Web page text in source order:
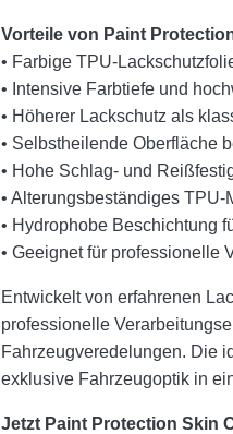
Vorteile von Paint
• Farbige TPU-
• Intensive Farbtiefe und
• Höherer Lackschutz als
• Selbstheilende Oberfläche
• Hohe Schlag- und
• Alterungsbeständiges TPU-
• Hydrophobe Beschichtung
• Geeignet für professionelle
Entwickelt von erfahrenen
professionelle
Fahrzeugveredelungen. Die
exklusive Fahrzeugoptik in
Jetzt Paint Protection Skin